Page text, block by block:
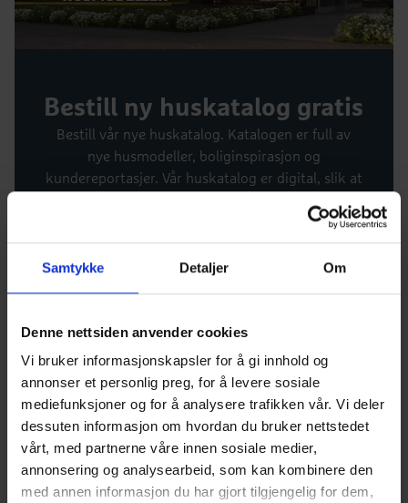
Samtykke Detaljer Om
Denne nettsiden anvender cookies
Vi bruker informasjonskapsler for å gi innhold og
annonser et personlig preg, for å levere sosiale
mediefunksjoner og for å analysere trafikken vår. Vi deler
dessuten informasjon om hvordan du bruker nettstedet
vårt, med partnerne våre innen sosiale medier,
annonsering og analysearbeid, som kan kombinere den
med annen informasjon du har gjort tilgjengelig for dem,
Bestill ny huskatalog gratis
Bestill vår nye huskatalog. Katalogen er full av
nye husmodeller, boliginspirasjon og
kundereportasjer. Vår huskatalog er digital, slik at
etter bestilling. Det betyr at du kan lese katalogen
med en gang.